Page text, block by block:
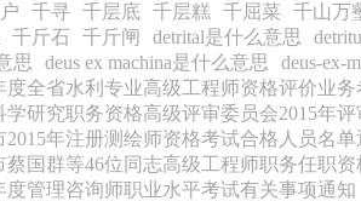
千寻 千层底 千层糕 千屈菜 千山万
千斤石 千斤闸 detrital是什么意思
思
deus ex machina是什么意思 deus-ex-
度全省水利专业高级工程师资格评价业
学研究职务资格高级评审委员会2015年
2015年注册测绘师资格考试合格人员名单
蔡国群等46位同志高级工程师职务任职资
度管理咨询师职业水平考试有关事项通知